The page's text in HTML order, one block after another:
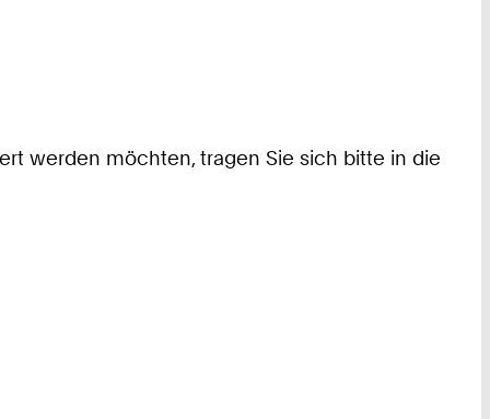
werden möchten, tragen Sie sich bitte in die